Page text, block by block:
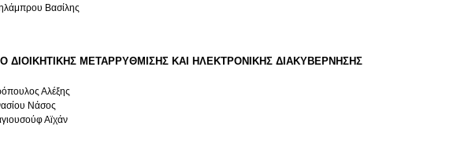
Βασίλης
ΔΙΟΙΚΗΤΙΚΗΣ ΜΕΤΑΡΡΥΘΜΙΣΗΣ ΚΑΙ ΗΛΕΚΤΡΟΝΙΚΗΣ ΔΙΑΚΥΒΕΡΝΗΣΗΣ
Αλέξης
Νάσος
Αϊχάν